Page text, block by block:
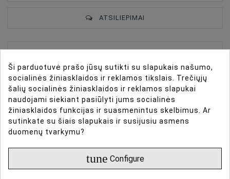
ATSILIEPIMAI
Type Of Product Audio Cable
Connector
Connector 3,5mm
Connections
Aprašymas
Roland RMC-GQ10 yra aukščiausios kokybės 10 pėdų
virzitas instrumentų kabelis, sukurtas studijoms,
užtikrinantis puikų signalo aiškumą su Neutrik auksu
padengtais jungtimis ir didelio tankio spiraline
Ši parduotuvė prašo jūsų sutikti su slapukais našumo,
socialinės žiniasklaidos ir reklamos tikslais. Trečiųjų
šalių socialinės žiniasklaidos ir reklamos slapukai
naudojami siekiant pasiūlyti jums socialinės
žiniasklaidos funkcijas ir suasmenintus skelbimus. Ar
sutinkate su šiais slapukais ir susijusiu asmens
duomenų tvarkymu?
tune Configure